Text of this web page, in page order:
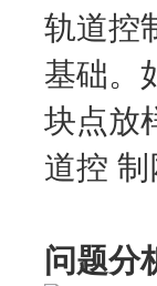
轨道控
基础。
块点放
道控 制
问题分